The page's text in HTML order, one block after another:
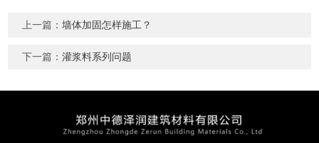
上一篇：墙体加固怎样施工？
下一篇：灌浆料系列问题